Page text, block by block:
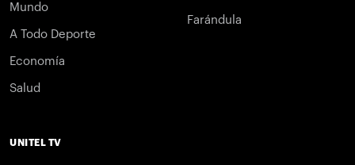
Mundo
A Todo Deporte
Economía
Salud
Farándula
UNITEL TV